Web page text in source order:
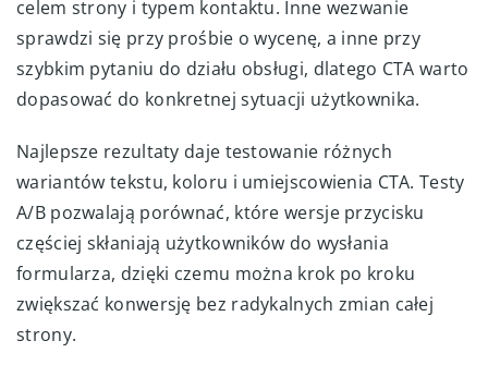
celem strony i typem kontaktu. Inne wezwanie
sprawdzi się przy prośbie o wycenę, a inne przy
szybkim pytaniu do działu obsługi, dlatego CTA warto
dopasować do konkretnej sytuacji użytkownika.
Najlepsze rezultaty daje testowanie różnych
wariantów tekstu, koloru i umiejscowienia CTA. Testy
A/B pozwalają porównać, które wersje przycisku
częściej skłaniają użytkowników do wysłania
formularza, dzięki czemu można krok po kroku
zwiększać konwersję bez radykalnych zmian całej
strony.